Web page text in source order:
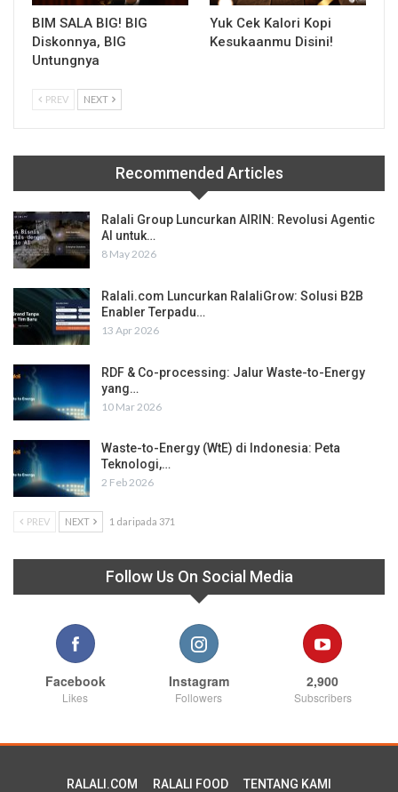
BIM SALA BIG! BIG
Diskonnya, BIG
Untungnya
Yuk Cek Kalori Kopi
Kesukaanmu Disini!
PREV NEXT
Recommended Articles
Ralali Group Luncurkan AIRIN: Revolusi Agentic
AI untuk…
8 May 2026
Ralali.com Luncurkan RalaliGrow: Solusi B2B
Enabler Terpadu…
13 Apr 2026
RDF & Co-processing: Jalur Waste-to-Energy
yang…
10 Mar 2026
Waste-to-Energy (WtE) di Indonesia: Peta
Teknologi,…
2 Feb 2026
PREV NEXT 1 daripada 371
Follow Us On Social Media
Facebook
Likes
Instagram
Followers
2,900
Subscribers
RALALI.COM RALALI FOOD TENTANG KAMI